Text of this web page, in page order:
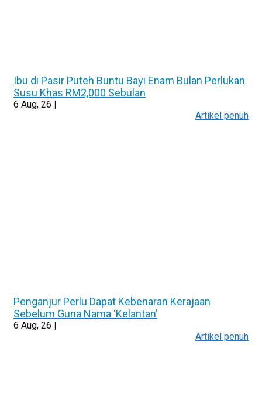
Ibu di Pasir Puteh Buntu Bayi Enam Bulan Perlukan
Susu Khas RM2,000 Sebulan
6 Aug, 26 |
Artikel penuh
Penganjur Perlu Dapat Kebenaran Kerajaan
Sebelum Guna Nama ‘Kelantan’
6 Aug, 26 |
Artikel penuh